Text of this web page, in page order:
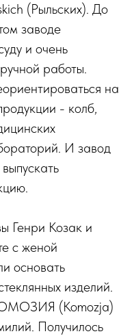
(Рыльских). До
заводе
и очень
работы.
на
- колб,
И завод
Генри Козак и
с женой
основать
изделий.
(Komozja)
Получилось